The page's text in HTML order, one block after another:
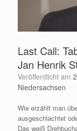
Last Call:
Jan Henrik
Veröffentlicht am
Niedersachsen
Wie erzählt man
ausgeschlachtet
Das weiß